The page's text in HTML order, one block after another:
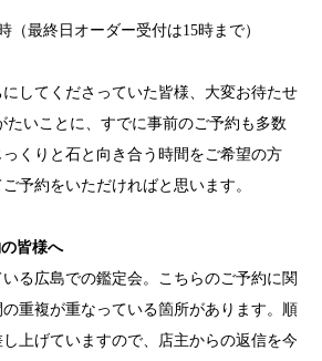
（最終日オーダー受付は15時まで）
してくださっていた皆様、大変お待たせ
たいことに、すでに事前のご予約も多数
くりと石と向き合う時間をご希望の方
予約をいただければと思います。
皆様へ
る広島での鑑定会。こちらのご予約に関
重複が重なっている箇所があります。順
上げていますので、店主からの返信を今